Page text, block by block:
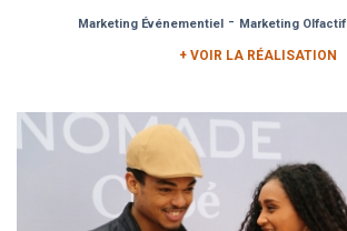
Marketing Événementiel - Marketing Olfactif
+ VOIR LA RÉALISATION